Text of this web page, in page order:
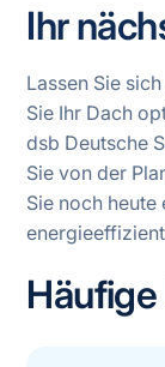
Ihr
Lassen Sie
Sie Ihr Dach
dsb Deutsche
Sie von der
Sie noch heute